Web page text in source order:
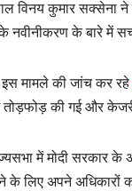
विनय कुमार सक्सेना
नवीनीकरण के बारे में
मामले की जांच कर रहे
की गई और
में मोदी
के लिए अपने अधिकारों